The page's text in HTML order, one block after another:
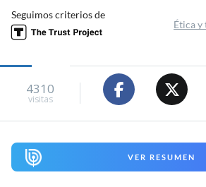
Seguimos criterios de
Ética y
4310
visitas
VER RESUMEN